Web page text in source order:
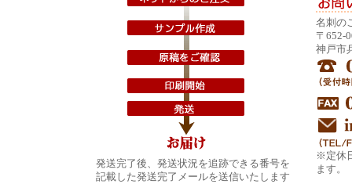
発送完了後、発送状況を追跡できる番号を
記載した発送完了メールを送信いたします
名刺の
〒652-
神戸市
※定休
ます。